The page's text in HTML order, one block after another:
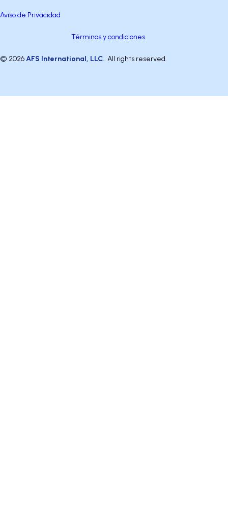
© 2026AFS International, LLC.. All rights reserved.
Términos y condiciones
Aviso de Privacidad